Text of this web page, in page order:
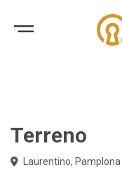
Terreno
Laurentino, Pamplona